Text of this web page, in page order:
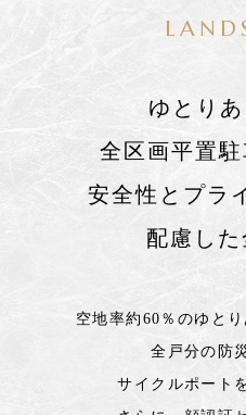
ゆとり
全区画平置駐
安全性とプラ
配慮した
空地率約60％のゆと
全戸分の防
サイクルポート